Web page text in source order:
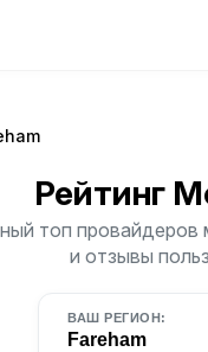
Рейтинг
топ провайдеров
и отзывы
ВАШ РЕГИОН:
Fareham